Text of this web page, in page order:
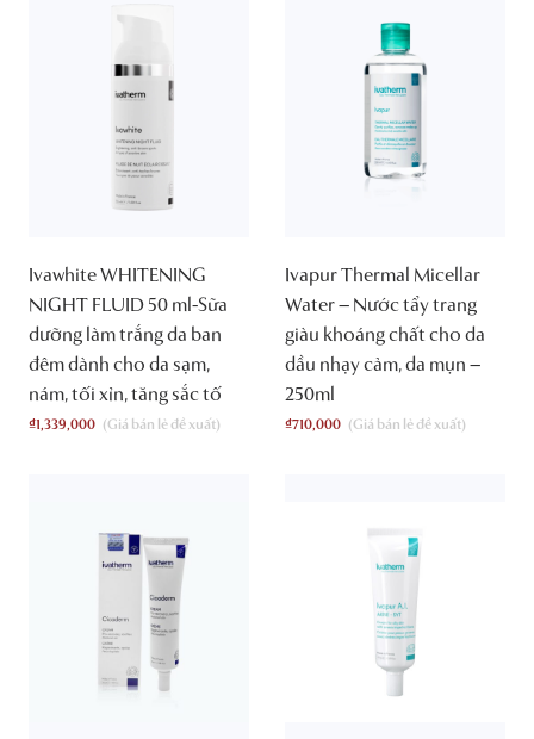
Ivawhite WHITENING
NIGHT FLUID 50 ml-Sữa
dưỡng làm trắng da ban
đêm dành cho da sạm,
nám, tối xỉn, tăng sắc tố
₫ 1,339,000
Ivapur Thermal Micellar
Water – Nước tẩy trang
giàu khoáng chất cho da
dầu nhạy cảm, da mụn –
250ml
₫710,000